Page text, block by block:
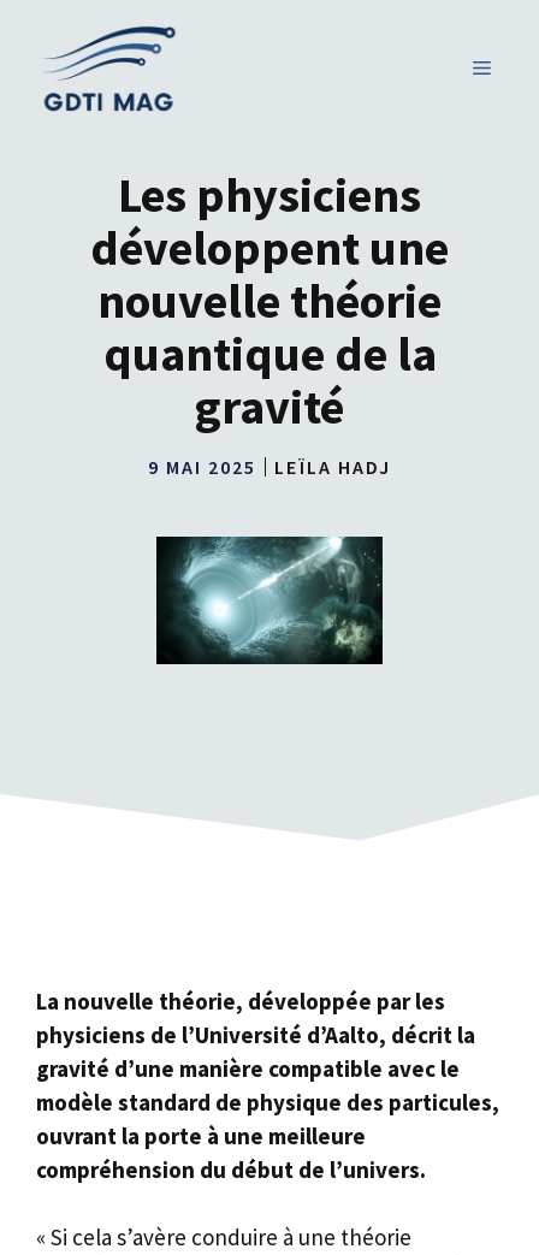
contenu
MENU
Les physiciens
développent une
nouvelle théorie
quantique de la
gravité
9 MAI 2025 LEÏLA HADJ
La nouvelle théorie, développée par les
physiciens de l’Université d’Aalto, décrit la
gravité d’une manière compatible avec le
modèle standard de physique des particules,
ouvrant la porte à une meilleure
compréhension du début de l’univers.
« Si cela s’avère conduire à une théorie